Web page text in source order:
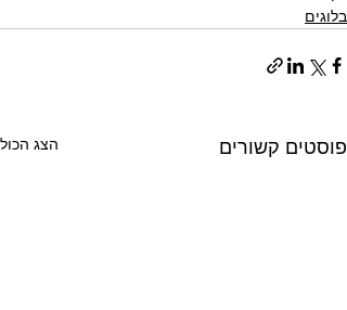
בלוגים
פוסטים קשורים הצג הכול